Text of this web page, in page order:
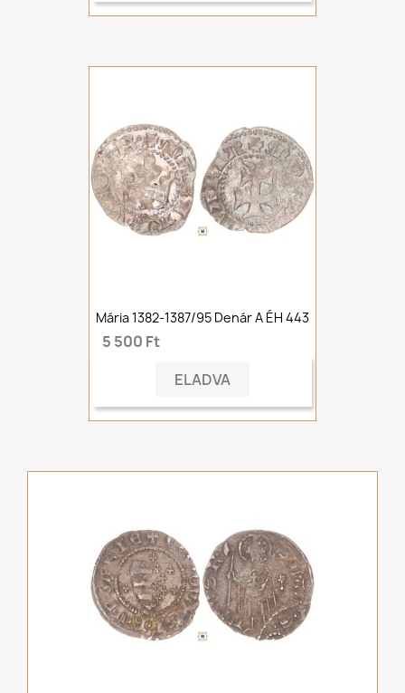
Mária 1382-1387/95 Denár A ÉH 443
5 500 Ft
ELADVA